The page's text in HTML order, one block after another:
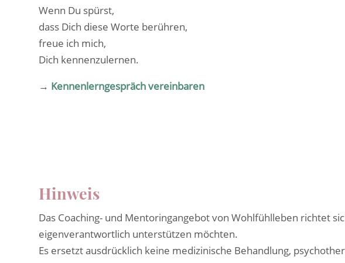
Wenn Du spürst,
dass Dich diese Worte berühren,
freue ich mich,
Dich kennenzulernen.
→ Kennenlerngespräch vereinbaren
Hinweis
Das Coaching- und Mentoringangebot von Wohlfühlleben richtet
eigenverantwortlich unterstützen möchten.
Es ersetzt ausdrücklich keine medizinische Behandlung,